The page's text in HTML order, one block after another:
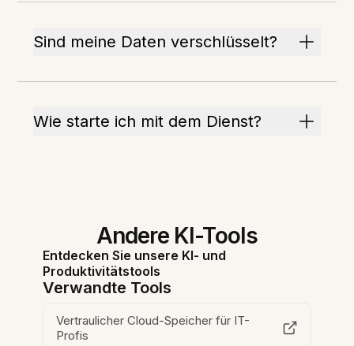
Sind meine Daten verschlüsselt?
Wie starte ich mit dem Dienst?
Andere KI-Tools
Entdecken Sie unsere KI- und
Produktivitätstools
Verwandte Tools
Vertraulicher Cloud-Speicher für IT-
Profis